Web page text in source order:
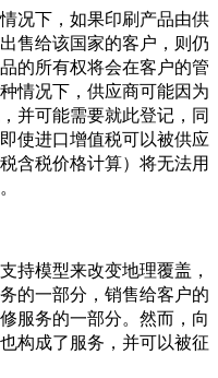
况下，如果印刷产品由供
售给该国家的客户，则仍
的所有权将会在客户的管
情况下，供应商可能因为
并可能需要就此登记，同
使进口增值税可以被供应
含税价格计算）将无法用
持模型来改变地理覆盖，
的一部分，销售给客户的
服务的一部分。然而，向
构成了服务，并可以被征